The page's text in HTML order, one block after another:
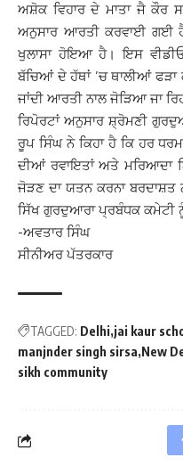
ਅਸ਼ੋਕ ਵਿਹਾਰ ਦੇ ਮਾਤਾ ਜੈ ਕੌਰ
ਅਨੁਸਾਰ ਆਰਤੀ ਕਰਵਾਈ ਗਈ
ਖੁਲਾਸਾ ਹੋਇਆ ਹੈ। ਇਸ
ਬੱਚਿਆਂ ਦੇ ਹੱਥਾਂ ’ਚ ਥਾਲੀਆਂ ਫੜਾ
ਜਾਂਦੀ ਆਰਤੀ ਨਾਲ ਜੋੜਿਆ ਜਾ
ਰਿਪੋਰਟਾਂ ਅਨੁਸਾਰ ਸ਼੍ਰੋਮਣੀ
ਰੂਪ ਸਿੰਘ ਨੇ ਕਿਹਾ ਹੈ ਕਿ ਹਰ
ਦੀਆਂ ਰਵਾਇਤਾਂ ਅਤੇ ਮਰਿਆਦਾ
ਜੋੜਣ ਦਾ ਯਤਨ ਕਰਨਾ ਬਰਦਾਸ਼ਤ
ਸਿੱਖ ਗੁਰਦੁਆਰਾ ਪ੍ਰਬੰਧਕ ਕਮੇਟੀ
-ਅਵਤਾਰ ਸਿੰਘ
ਸੀਨੀਅਰ ਪੱਤਰਕਾਰ
TAGGED: Delhi jai kaur
manjnder singh sirsa New
sikh community